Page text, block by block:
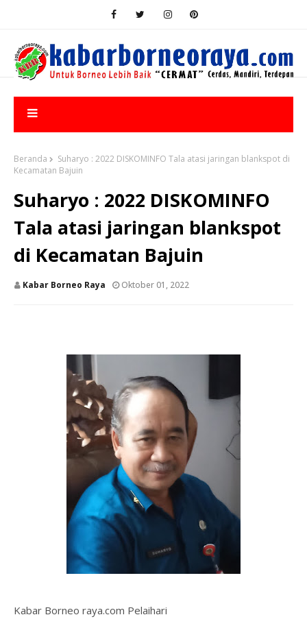
Beranda
Suharyo : 2022 DISKOMINFO Tala atasi jaringan blankspot di
Kecamatan Bajuin
Suharyo : 2022 DISKOMINFO
Tala atasi jaringan blankspot
di Kecamatan Bajuin
Kabar Borneo Raya Oktober 01, 2022
Kabar Borneo raya.com Pelaihari